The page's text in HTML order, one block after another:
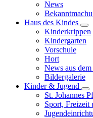
News
Haus des Kindes
Kinderkrippen
Kindergarten
Vorschule
Hort
News aus
Bildergalerie
Kinder & Jugend
St. Johannes
Sport, Freizeit